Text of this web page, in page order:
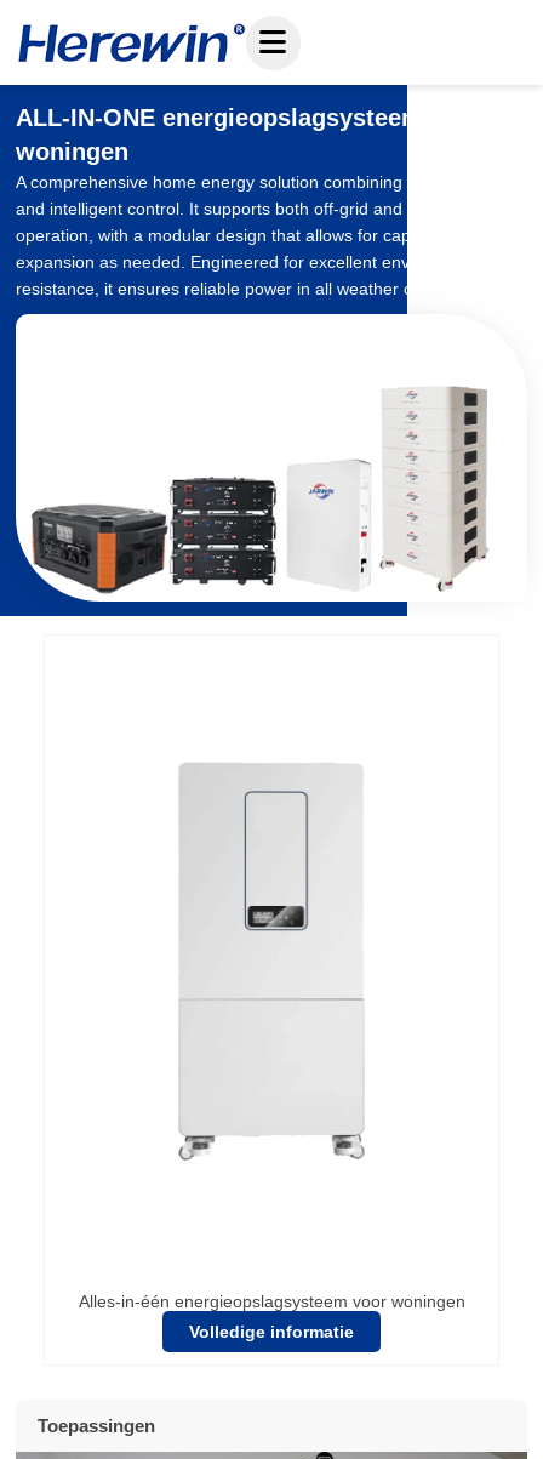
naar
inhoud
ALL-IN-ONE energieopslagsysteem voor
woningen
A comprehensive home energy solution combining battery storage
and intelligent control. It supports both off-grid and grid-tied
operation, with a modular design that allows for capacity
expansion as needed. Engineered for excellent environmental
resistance, it ensures reliable power in all weather conditions.
Alles-in-één energieopslagsysteem voor woningen
Volledige informatie
Toepassingen